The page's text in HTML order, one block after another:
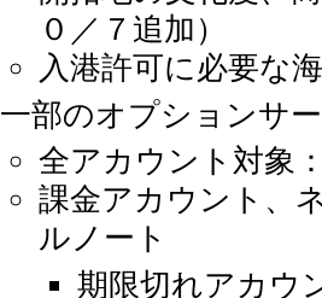
０／７追加）
入港許可に必要な
一部のオプションサ
全アカウント対象
課金アカウント、
ルノート
期限切れアカウ